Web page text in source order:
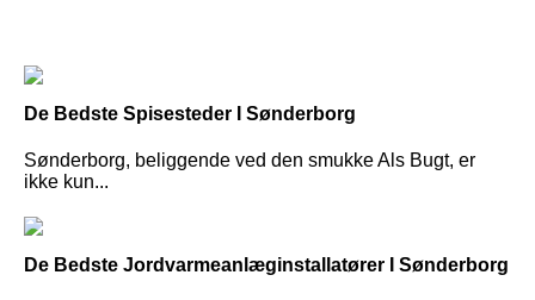
De Bedste Spisesteder I Sønderborg
Sønderborg, beliggende ved den smukke Als Bugt, er
ikke kun...
De Bedste Jordvarmeanlæginstallatører I Sønderborg